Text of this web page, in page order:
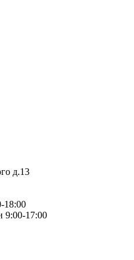
д.13
18:00
9:00-17:00